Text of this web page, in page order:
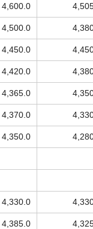
4,600.0
4,500.0
4,450.0
4,420.0
4,365.0
4,370.0
4,350.0
4,330.0
4,385.0